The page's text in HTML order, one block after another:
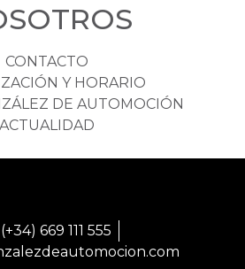
CONTACTO
Y HORARIO
DE AUTOMOCIÓN
ACTUALIDAD
(+34) 669 111 555